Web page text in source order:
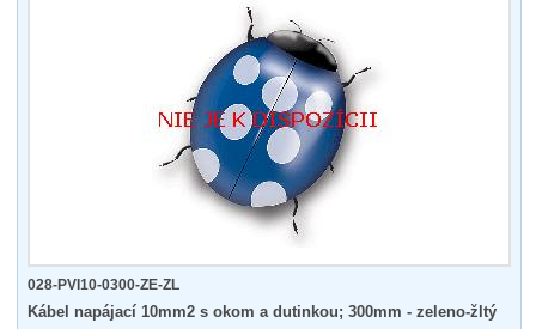
028-PVI10-0300-ZE-ZL
Kábel napájací 10mm2 s okom a dutinkou; 300mm - zeleno-žltý